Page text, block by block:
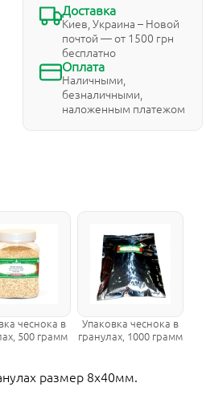
Доставка
Киев, Украина – Новой
почтой — от 1500 грн
бесплатно
Оплата
Наличными,
безналичными,
наложенным платежом
чеснока в
500 грамм
Упаковка чеснока в
гранулах, 1000 грамм
размер 8х40мм.